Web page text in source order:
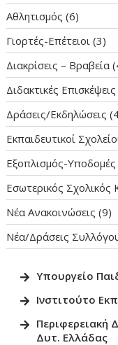
Αθλητισμός (6)
Γιορτές-Επέτειοι (3)
Διακρίσεις – Βραβεία
Διδακτικές Επισκέψεις
Δράσεις/Εκδηλώσεις
Εκπαιδευτικοί
Εξοπλισμός-Υποδομές
Εσωτερικός Σχολικός
Νέα Ανακοινώσεις (9)
Νέα/Δράσεις
Υπουργείο
Ινστιτούτο
Περιφερειακή
Δυτ. Ελλάδας